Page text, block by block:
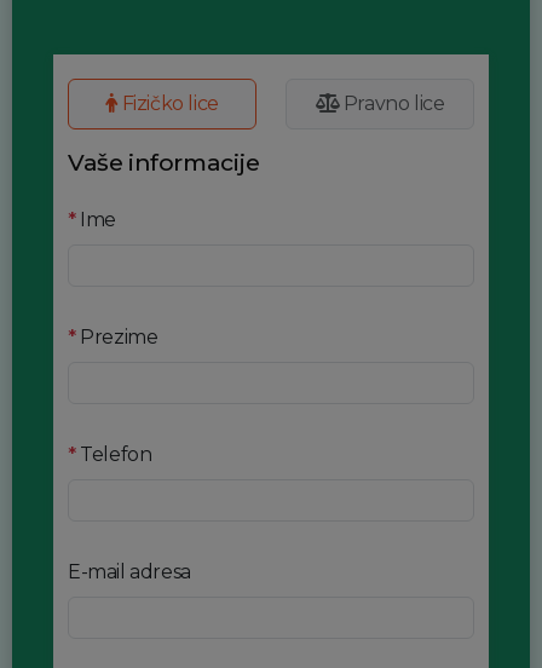
Fizičko lice Pravno lice
Vaše informacije
*Ime
*Prezime
*Telefon
E-mail adresa